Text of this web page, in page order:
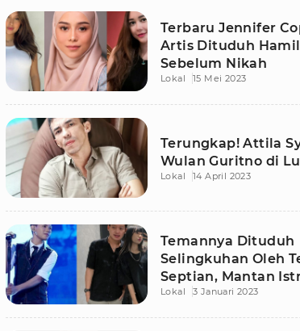
Terbaru Jennifer
Artis Dituduh
Sebelum Nikah
Lokal 15 Mei 2023
Terungkap! Attila
Wulan Guritno di
Lokal 14 April 2023
Temannya Dituduh
Selingkuhan Oleh
Septian, Mantan
Gak Usah Bawa-
Lokal 3 Januari 2023